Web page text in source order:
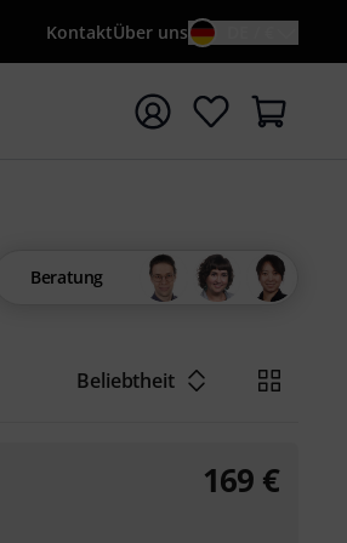
KontaktÜber uns
starten
Beratung
Beliebtheit
169 €